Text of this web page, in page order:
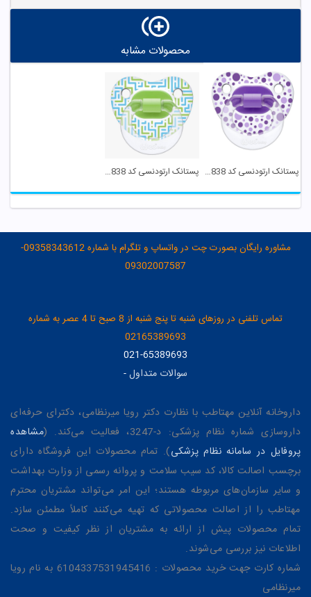
محصولات مشابه
پستانک ارتودنسی کد 838 بنفش وی بیبی پستانک ارتودنسی کد 838 سبز وی بیبی
مشاوره رایگان بصورت چت در واتساپ و تلگرام با شماره 09358343612-
09302007587
تماس تلفنی در روزهای شنبه تا پنج شنبه از 8 صبح تا 4 عصر به شماره
02165389693
021-65389693
سوالات متداول-
داروخانه آنلاین مهتاطب با نظارت دکتر رویا میرنظامی، دکترای حرفه‌ای
داروسازی شماره نظام پزشکی: د-3247، فعالیت می‌کند. (
مشاهده
پروفایل در سامانه نظام پزشکی). تمام محصولات این فروشگاه دارای
برچسب اصالت کالا، کد سیب سلامت و پروانه رسمی از وزارت بهداشت
و سایر سازمان‌های مربوطه هستند؛ این امر می‌تواند مشتریان محترم
مهتاطب را از اصالت محصولاتی که تهیه می‌کنند کاملاً مطمئن سازد.
تمام محصولات پیش از ارائه به مشتریان از نظر کیفیت و صحت
اطلاعات نیز بررسی می‌شوند.
شماره کارت جهت خرید محصولات : 6104337531945416 به نام رویا
میرنظامی